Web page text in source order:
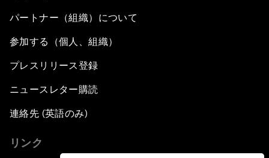
パートナー（組織）について
参加する（個人、組織）
プレスリリース登録
ニュースレター購読
連絡先 (英語のみ)
リンク